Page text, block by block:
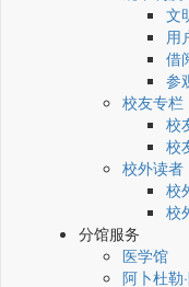
文
用
借
参
校友专栏
校
校
校外读者
校
校
分馆服务
医学馆
阿卜杜勒